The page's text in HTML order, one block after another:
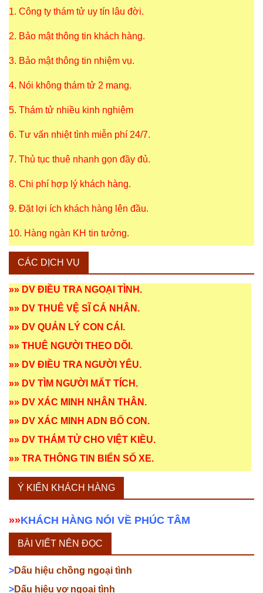
1. Công ty thám tử uy tín lâu đời.
2. Bảo mật thông tin khách hàng.
3. Bảo mật thông tin nhiệm vụ.
4. Nói không thám tử 2 mang.
5. Thám tử nhiều kinh nghiệm
6. Tư vấn nhiệt tình miễn phí 24/7.
7. Thủ tục thuê nhanh gọn đầy đủ.
8. Chi phí hợp lý khách hàng.
9. Đặt lợi ích khách hàng lên đầu.
10. Hàng ngàn KH tin tưởng.
CÁC DỊCH VỤ
»» DV ĐIỀU TRA NGOẠI TÌNH .
»» DV THUÊ VỆ SĨ CÁ NHÂN .
»» DV QUẢN LÝ CON CÁI .
»» THUÊ NGƯỜI THEO DÕI .
»» DV ĐIỀU TRA NGƯỜI YÊU.
»» DV TÌM NGƯỜI MẤT TÍCH .
»» DV XÁC MINH NHÂN THÂN .
»» DV XÁC MINH ADN BỐ CON .
»» DV THÁM TỬ CHO VIỆT KIỀU.
»» TRA THÔNG TIN BIỂN SỐ XE.
Ý KIẾN KHÁCH HÀNG
»»KHÁCH HÀNG NÓI VỀ PHÚC TÂM
BÀI VIẾT NÊN ĐỌC
>Dấu hiệu chồng ngoại tình
>Dấu hiệu vợ ngoại tình